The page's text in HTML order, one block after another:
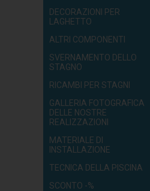
DECORAZIONI PER
LAGHETTO
ALTRI COMPONENTI
SVERNAMENTO DELLO
STAGNO
RICAMBI PER STAGNI
GALLERIA FOTOGRAFICA
DELLE NOSTRE
REALIZZAZIONI
MATERIALE DI
INSTALLAZIONE
TECNICA DELLA PISCINA
SCONTO -%